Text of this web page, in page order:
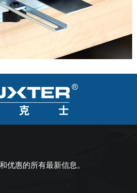
优惠的所有最新信息。